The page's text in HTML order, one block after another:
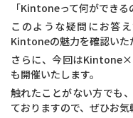
を提供する
セントのホ
ームページ
「Kintoneって何ができる
このような疑問にお答
Kintoneの魅力を確認いた
さらに、今回はKintone×
も開催いたします。
触れたことがない方でも
ておりますので、ぜひお気